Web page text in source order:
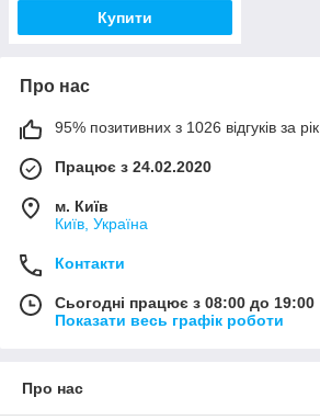
Купити
Про нас
95% позитивних з 1026 відгуків за рік
Працює з 24.02.2020
м. Київ
Київ, Україна
Контакти
Сьогодні працює з 08:00 до 19:00
Показати весь графік роботи
Про нас